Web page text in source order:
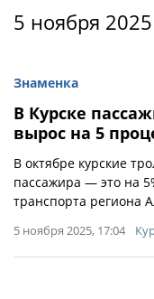
5 ноября
Знаменка
В Курске
вырос на 5
В октябре курские
пассажира — это на
транспорта региона
5 ноября 2025, 17:04